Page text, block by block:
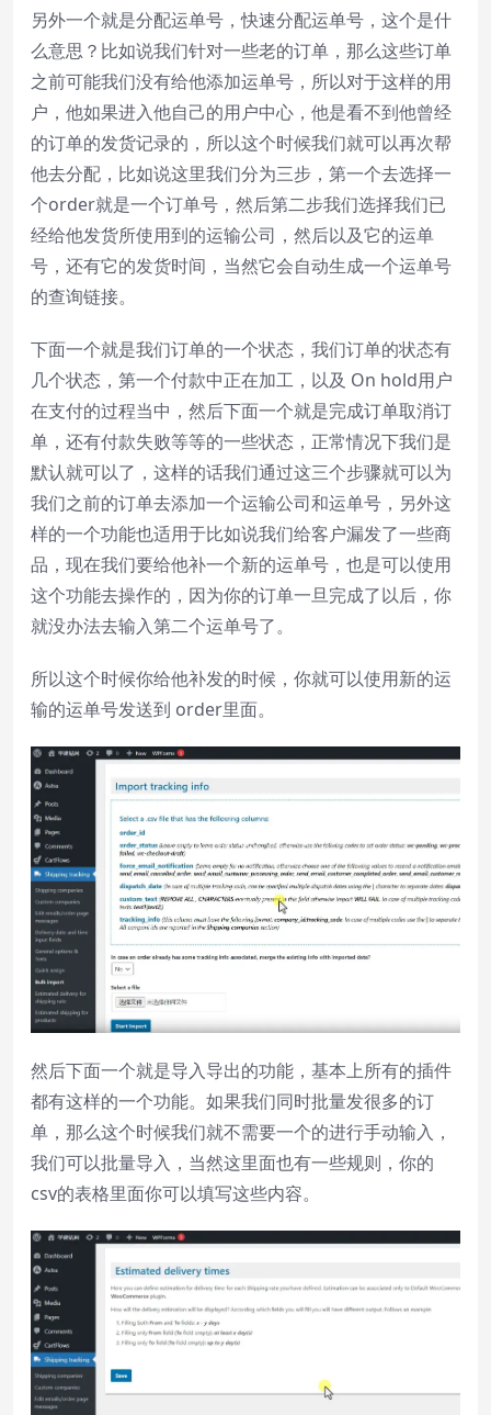
另外一个就是分配运单号，快速分配运单号，这个是什
么意思？比如说我们针对一些老的订单，那么这些订单
之前可能我们没有给他添加运单号，所以对于这样的用
户，他如果进入他自己的用户中心，他是看不到他曾经
的订单的发货记录的，所以这个时候我们就可以再次帮
他去分配，比如说这里我们分为三步，第一个去选择一
个order就是一个订单号，然后第二步我们选择我们已
经给他发货所使用到的运输公司，然后以及它的运单
号，还有它的发货时间，当然它会自动生成一个运单号
的查询链接。
下面一个就是我们订单的一个状态，我们订单的状态有
几个状态，第一个付款中正在加工，以及 On hold用户
在支付的过程当中，然后下面一个就是完成订单取消订
单，还有付款失败等等的一些状态，正常情况下我们是
默认就可以了，这样的话我们通过这三个步骤就可以为
我们之前的订单去添加一个运输公司和运单号，另外这
样的一个功能也适用于比如说我们给客户漏发了一些商
品，现在我们要给他补一个新的运单号，也是可以使用
这个功能去操作的，因为你的订单一旦完成了以后，你
就没办法去输入第二个运单号了。
所以这个时候你给他补发的时候，你就可以使用新的运
输的运单号发送到 order里面。
然后下面一个就是导入导出的功能，基本上所有的插件
都有这样的一个功能。如果我们同时批量发很多的订
单，那么这个时候我们就不需要一个的进行手动输入，
我们可以批量导入，当然这里面也有一些规则，你的
csv的表格里面你可以填写这些内容。